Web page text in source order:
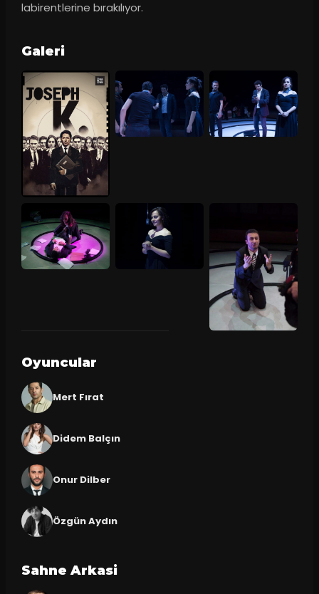
labirentlerine bırakılıyor.
Galeri
Oyuncular
Mert Fırat
Didem Balçın
Onur Dilber
Özgün Aydın
Sahne Arkasi